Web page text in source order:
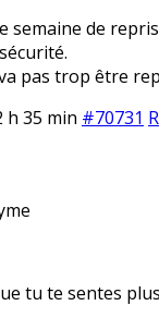
semaine de
pas trop être
h 35 min #70731
tu te sentes